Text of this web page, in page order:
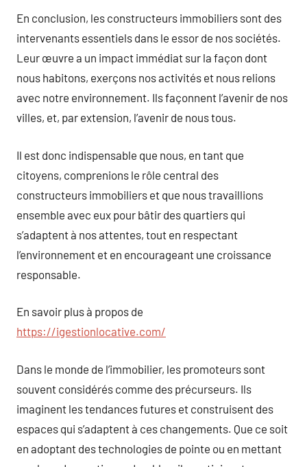
En conclusion, les constructeurs immobiliers sont des
intervenants essentiels dans le essor de nos sociétés.
Leur œuvre a un impact immédiat sur la façon dont
nous habitons, exerçons nos activités et nous relions
avec notre environnement. Ils façonnent l’avenir de nos
villes, et, par extension, l’avenir de nous tous.
Il est donc indispensable que nous, en tant que
citoyens, comprenions le rôle central des
constructeurs immobiliers et que nous travaillions
ensemble avec eux pour bâtir des quartiers qui
s’adaptent à nos attentes, tout en respectant
l’environnement et en encourageant une croissance
responsable.
En savoir plus à propos de
https://igestionlocative.com/
Dans le monde de l’immobilier, les promoteurs sont
souvent considérés comme des précurseurs. Ils
imaginent les tendances futures et construisent des
espaces qui s’adaptent à ces changements. Que ce soit
en adoptant des technologies de pointe ou en mettant